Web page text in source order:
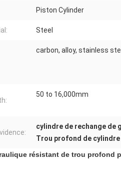
Piston Cylinder
Steel
carbon, alloy, stainless
50 to 16,000mm
cylindre de rechange de
Trou profond de
résistant de trou profond